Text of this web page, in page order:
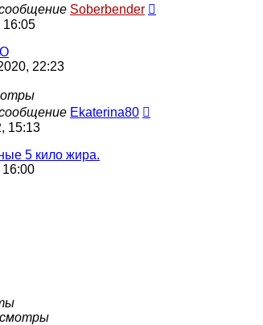
Soberbender
16:05
22:23
Ekaterina80
15:13
5 кило жира.
16:00